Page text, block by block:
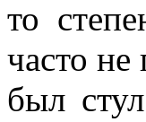
то
часто
был